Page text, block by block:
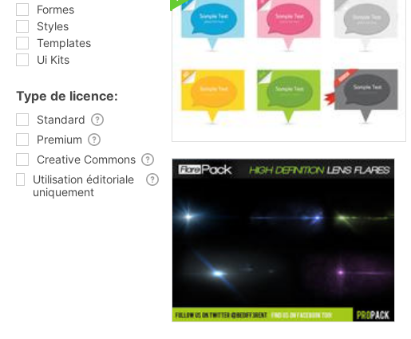
Formes
Styles
Templates
Ui Kits
Type de licence:
Standard
Premium
Creative Commons
Utilisation éditoriale
uniquement